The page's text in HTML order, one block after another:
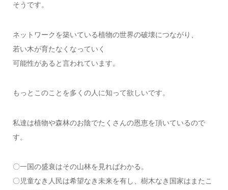
そうです。
ネットワークを築いている植物の世界の破壊につながり、
若い木が育たなくなっていく
可能性があると言われています。
もっとこのことを多くの人に知って欲しいです。
私達は植物や森林のお陰でたくさんの恩恵を頂いているので
す。
〇一国の盛衰はその山林を見ればわかる。
〇児童なき人民は希望なき未来を有し、樹木なき国家はまたこ